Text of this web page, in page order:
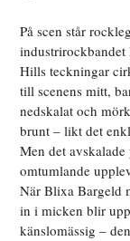
På scen står
industrirockbandet
Hills teckningar
till scenens mitt,
nedskalat och
brunt – likt det
Men det
omtumlande
När Blixa Bargeld
in i micken blir
känslomässig –